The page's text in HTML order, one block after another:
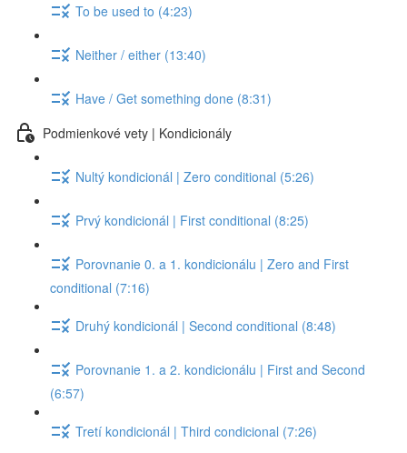
To be used to (4:23)
Neither / either (13:40)
Have / Get something done (8:31)
Podmienkové vety | Kondicionály
Nultý kondicionál | Zero conditional (5:26)
Prvý kondicionál | First conditional (8:25)
Porovnanie 0. a 1. kondicionálu | Zero and First
conditional (7:16)
Druhý kondicionál | Second conditional (8:48)
Porovnanie 1. a 2. kondicionálu | First and Second
(6:57)
Tretí kondicionál | Third condicional (7:26)